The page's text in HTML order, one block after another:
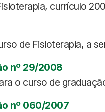
currículo
de Fisioterapia, a
nº 29/2008
o curso de
nº 060/2007